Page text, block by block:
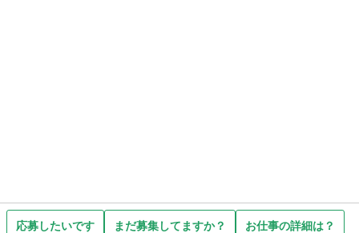
応募したいです まだ募集してますか？ お仕事の詳細は？